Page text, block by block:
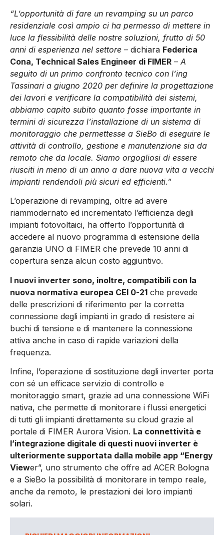
“L’opportunità di fare un revamping su un parco
residenziale così ampio ci ha permesso di mettere in
luce la flessibilità delle nostre soluzioni, frutto di 50
anni di esperienza nel settore – dichiara Federica
Cona, Technical Sales Engineer di FIMER – A
seguito di un primo confronto tecnico con l’ing
Tassinari a giugno 2020 per definire la progettazione
dei lavori e verificare la compatibilità dei sistemi,
abbiamo capito subito quanto fosse importante in
termini di sicurezza l’installazione di un sistema di
monitoraggio che permettesse a SieBo di eseguire le
attività di controllo, gestione e manutenzione sia da
remoto che da locale. Siamo orgogliosi di essere
riusciti in meno di un anno a dare nuova vita a vecchi
impianti rendendoli più sicuri ed efficienti.”
L’operazione di revamping, oltre ad avere
riammodernato ed incrementato l’efficienza degli
impianti fotovoltaici, ha offerto l’opportunità di
accedere al nuovo programma di estensione della
garanzia UNO di FIMER che prevede 10 anni di
copertura senza alcun costo aggiuntivo.
I nuovi inverter sono, inoltre, compatibili con la
nuova normativa europea CEI 0-21 che prevede
delle prescrizioni di riferimento per la corretta
connessione degli impianti in grado di resistere ai
buchi di tensione e di mantenere la connessione
attiva anche in caso di rapide variazioni della
frequenza.
Infine, l’operazione di sostituzione degli inverter porta
con sé un efficace servizio di controllo e
monitoraggio smart, grazie ad una connessione WiFi
nativa, che permette di monitorare i flussi energetici
di tutti gli impianti direttamente su cloud grazie al
portale di FIMER Aurora Vision. La connettività e
l’integrazione digitale di questi nuovi inverter è
ulteriormente supportata dalla mobile app “Energy
Viewer”, uno strumento che offre ad ACER Bologna
e a SieBo la possibilità di monitorare in tempo reale,
anche da remoto, le prestazioni dei loro impianti
solari.